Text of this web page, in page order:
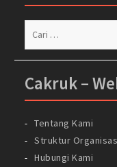
Cakruk –
Tentang Kami
Struktur
Hubungi Kami